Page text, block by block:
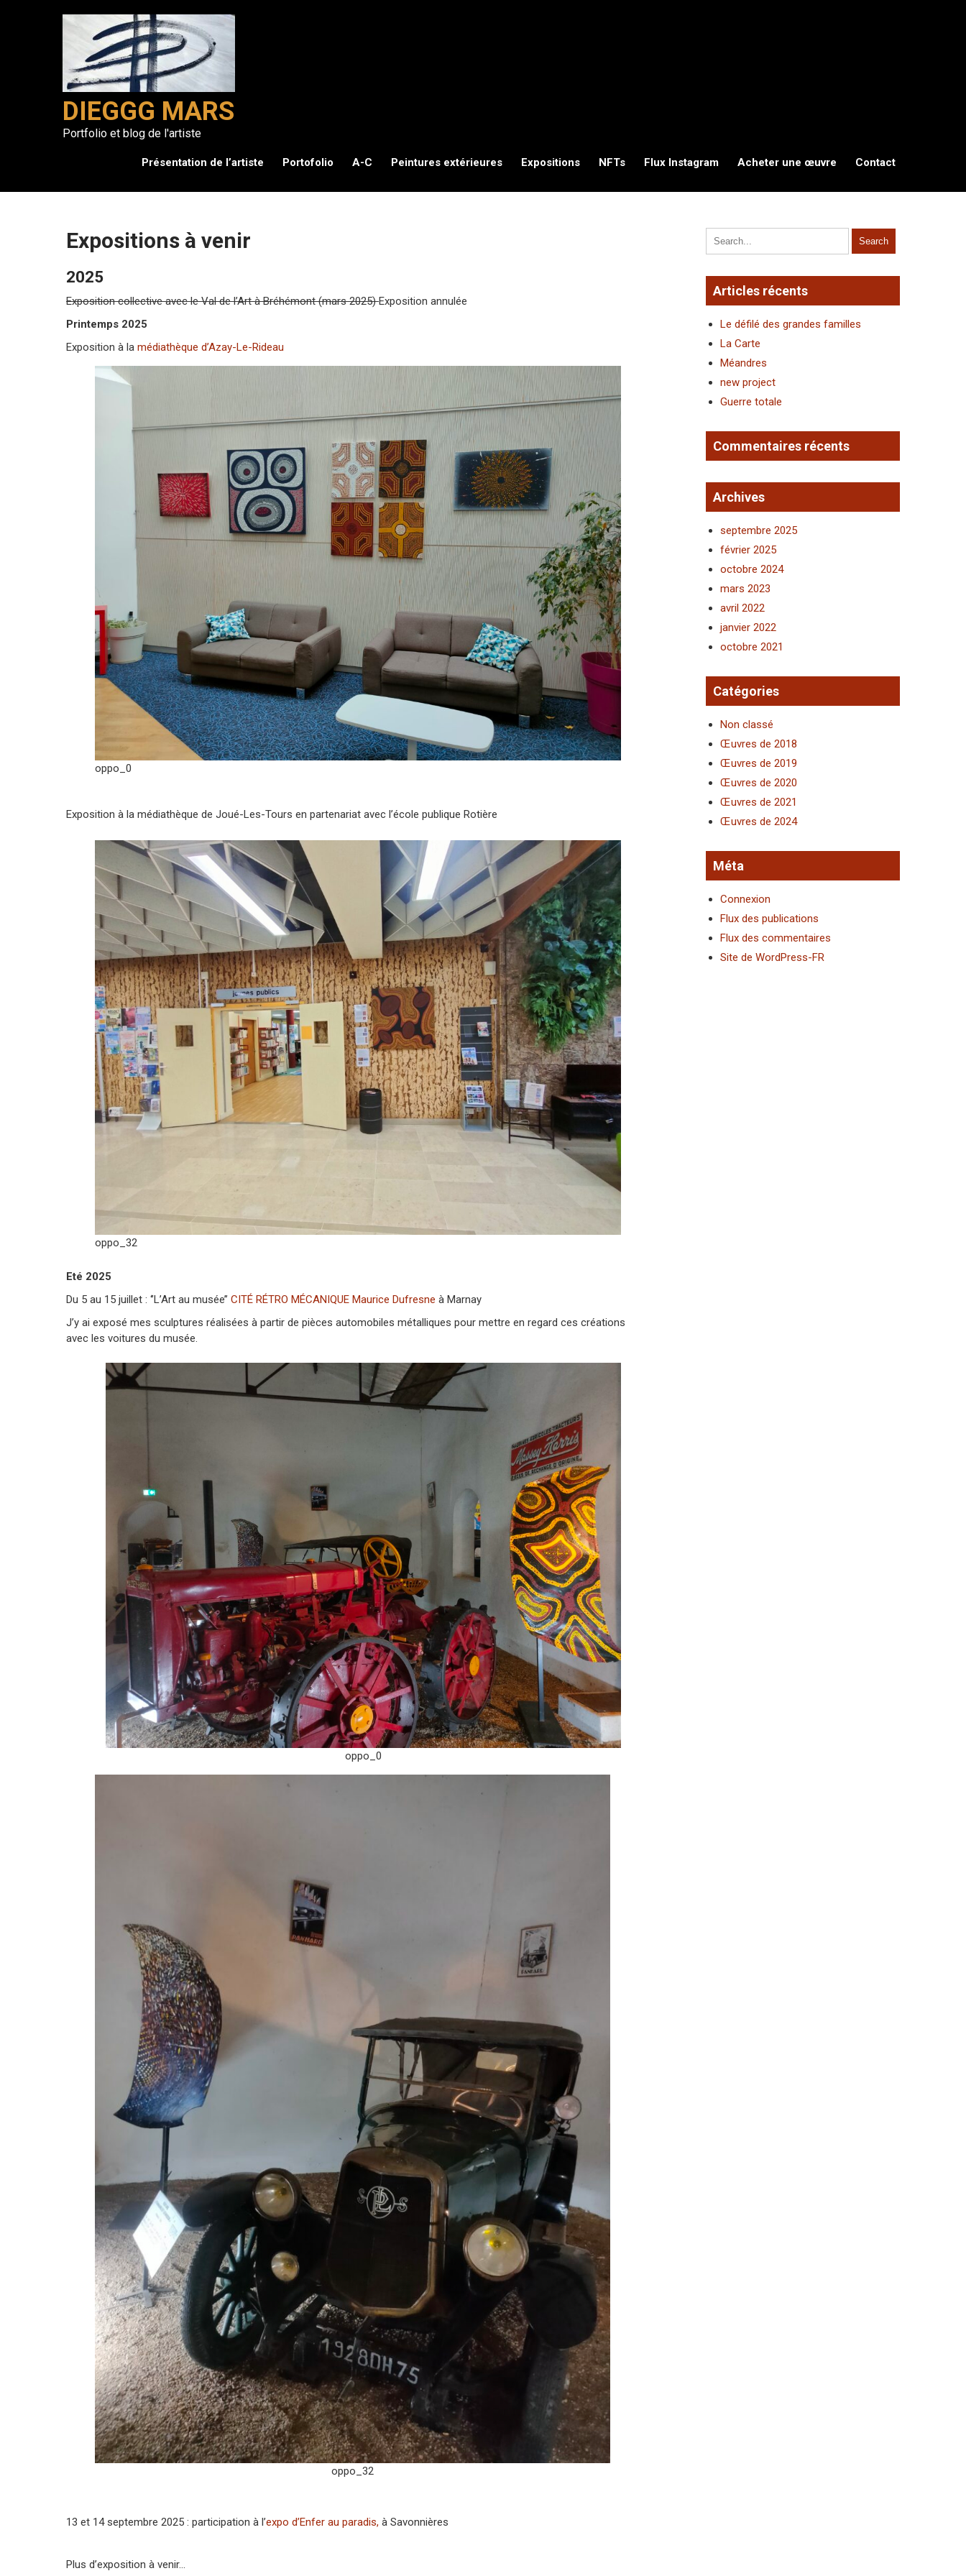
DIEGGG MARS
Portfolio et blog de l'artiste
Présentation de l’artiste Portofolio A-C Peintures extérieures Expositions NFTs Flux Instagram Acheter une œuvre Contact
Expositions à venir
2025
Exposition collective avec le Val de l’Art à Bréhémont (mars 2025)Exposition annulée
Printemps 2025
Exposition à la médiathèque d’Azay-Le-Rideau
oppo_0
Exposition à la médiathèque de Joué-Les-Tours en partenariat avec l’école publique Rotière
oppo_32
Eté 2025
Du 5 au 15 juillet : ‘’L’Art au musée’’ CITÉ RÉTRO MÉCANIQUE Maurice Dufresne à Marnay
J’y ai exposé mes sculptures réalisées à partir de pièces automobiles métalliques pour mettre en regard ces créations
avec les voitures du musée.
oppo_0
oppo_32
13 et 14 septembre 2025 : participation à l’expo d’Enfer au paradis, à Savonnières
Plus d’exposition à venir…
Articles récents
Le défilé des grandes familles
La Carte
Méandres
new project
Guerre totale
Commentaires récents
Archives
septembre 2025
février 2025
octobre 2024
mars 2023
avril 2022
janvier 2022
octobre 2021
Catégories
Non classé
Œuvres de 2018
Œuvres de 2019
Œuvres de 2020
Œuvres de 2021
Œuvres de 2024
Méta
Connexion
Flux des publications
Flux des commentaires
Site de WordPress-FR